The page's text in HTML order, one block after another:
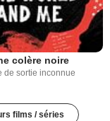
colère noire
de sortie inconnue
films / séries